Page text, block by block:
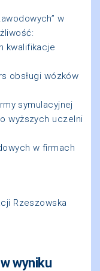
w
kwalifikacje
obsługi wózków
symulacyjnej
wyższych uczelni
w firmach
Rzeszowska
wyniku